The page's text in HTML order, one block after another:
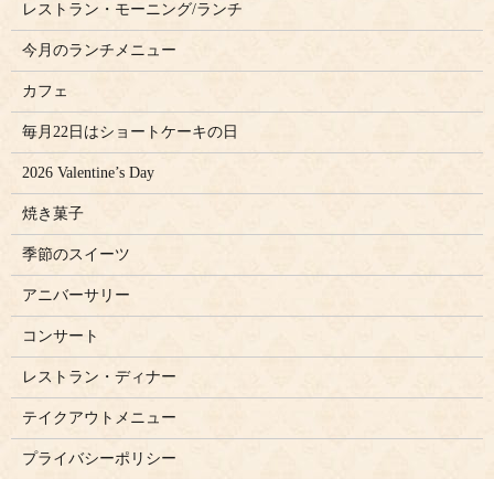
レストラン・モーニング/ランチ
今月のランチメニュー
カフェ
毎月22日はショートケーキの日
2026 Valentine’s Day
焼き菓子
季節のスイーツ
アニバーサリー
コンサート
レストラン・ディナー
テイクアウトメニュー
プライバシーポリシー